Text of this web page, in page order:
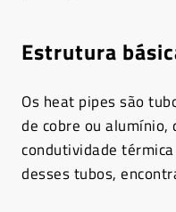
Estrutura
Os heat pipes são
de cobre ou alumínio,
condutividade
desses tubos,